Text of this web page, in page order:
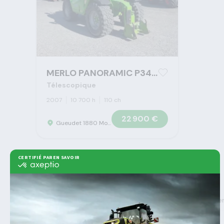
MERLO PANORAMIC P34.7
Télescopique
2007 10 700 h 110 ch
Gueudet 1880 Montigny-Lengrain - Concession Claas 22 900 €
Gueudet 1880 Machine agricole > Tracteurs >